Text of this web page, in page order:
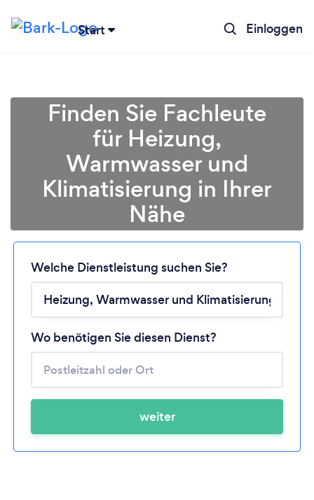
Start Einloggen
Lädt ...
Bitte warten ...
Finden Sie Fachleute
für Heizung,
Warmwasser und
Klimatisierung in Ihrer
Nähe
Welche Dienstleistung suchen Sie?
Wo benötigen Sie diesen Dienst?
weiter